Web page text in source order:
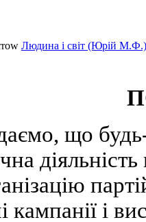
Людина і світ (Юрій М.Ф.)
що будь-
кампанії і